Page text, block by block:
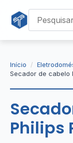
Início
Secador de cabelo
Philips